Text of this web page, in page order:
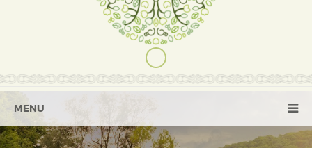
MENU